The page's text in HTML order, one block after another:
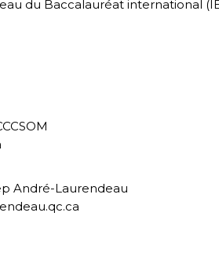
du Baccalauréat international
André-Laurendeau